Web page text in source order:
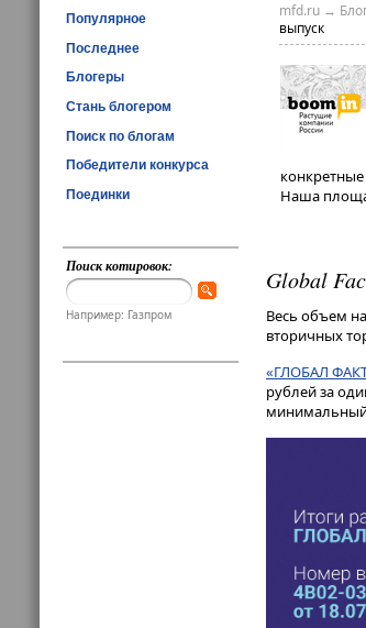
Популярное
Последнее
Блогеры
Стань блогером
Поиск по блогам
Победители конкурса
Поединки
Поиск котировок:
Например: Газпром
mfd.ru→
выпуск
Наша
Global
Весь объем
вторичных
«ГЛОБАЛ
рублей за
минимальный